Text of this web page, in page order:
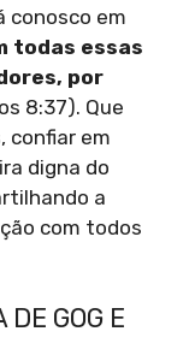
conosco em
todas essas
por
8:37). Que
confiar em
digna do
a
com todos
GOG E